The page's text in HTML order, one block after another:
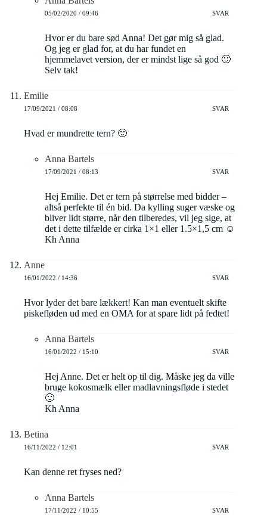
05/02/2020 / 09:46 SVAR
Hvor er du bare sød Anna! Det gør mig så glad.
Og jeg er glad for, at du har fundet en
hjemmelavet version, der er mindst lige så god 🙂
Selv tak!
Emilie
17/09/2021 / 08:08 SVAR
Hvad er mundrette tern? 🙂
Anna Bartels
17/09/2021 / 08:13 SVAR
Hej Emilie. Det er tern på størrelse med bidder –
altså perfekte til én bid. Da kylling suger væske og
bliver lidt større, når den tilberedes, vil jeg sige, at
det i dette tilfælde er cirka 1×1 eller 1.5×1,5 cm ☺️
Kh Anna
Anne
16/01/2022 / 14:36 SVAR
Hvor lyder det bare lækkert! Kan man eventuelt skifte
piskefløden ud med en OMA for at spare lidt på fedtet!
Anna Bartels
16/01/2022 / 15:10 SVAR
Hej Anne. Det er helt op til dig. Måske jeg da ville
bruge kokosmælk eller madlavningsfløde i stedet
🙂
Kh Anna
Betina
16/11/2022 / 12:01 SVAR
Kan denne ret fryses ned?
Anna Bartels
17/11/2022 / 10:55 SVAR